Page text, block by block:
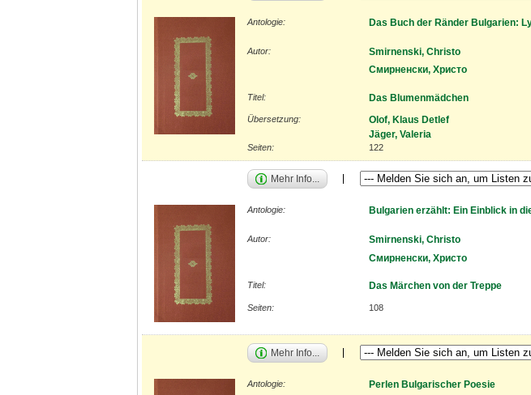
Antologie: Das Buch der Ränder Bulgarien:
Autor:
Smirnenski, Christo
Смирненски, Христо
Titel: Das Blumenmädchen
Übersetzung:
Olof, Klaus Detlef
Jäger, Valeria
Seiten: 122
Mehr Info...
Antologie: Bulgarien erzählt: Ein Einblick in
Autor:
Smirnenski, Christo
Смирненски, Христо
Titel: Das Märchen von der Treppe
Seiten: 108
Mehr Info...
Antologie: Perlen Bulgarischer Poesie